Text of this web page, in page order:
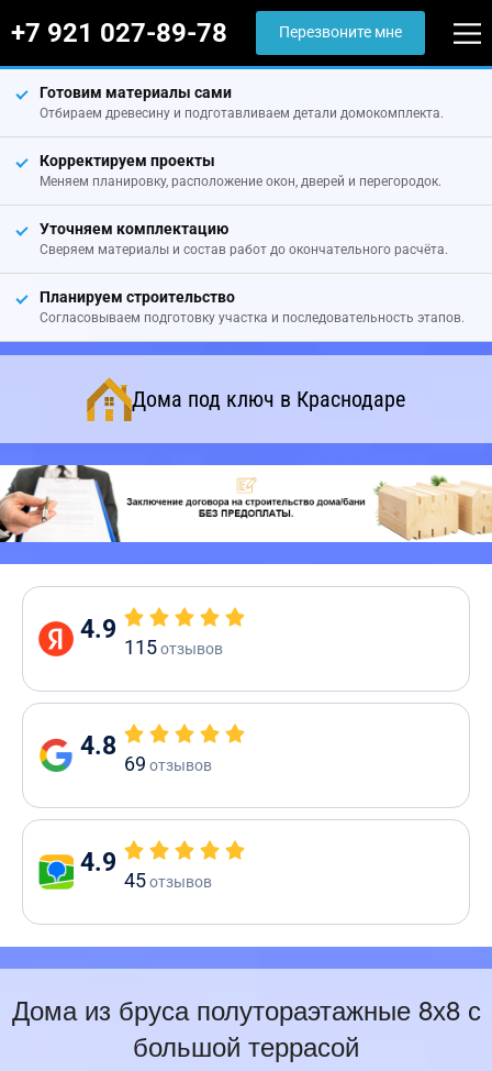
+7 921 027-89-78 Перезвоните мне
Готовим материалы сами
Отбираем древесину и подготавливаем детали домокомплекта.
Корректируем проекты
Меняем планировку, расположение окон, дверей и перегородок.
Уточняем комплектацию
Сверяем материалы и состав работ до окончательного расчёта.
Планируем строительство
Согласовываем подготовку участка и последовательность этапов.
Дома под ключ в Краснодаре
4.9
115отзывов
4.8
69 отзывов
4.9
45отзывов
Дома из бруса полутораэтажные 8х8 с
большой террасой